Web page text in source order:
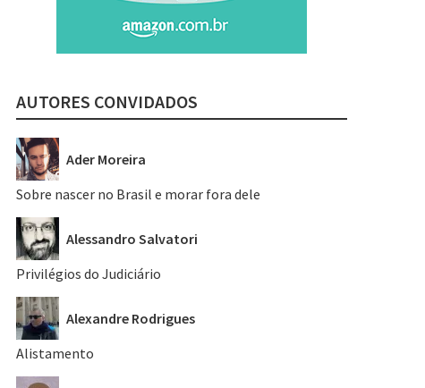
AUTORES CONVIDADOS
Ader Moreira
Sobre nascer no Brasil e morar fora dele
Alessandro Salvatori
Privilégios do Judiciário
Alexandre Rodrigues
Alistamento